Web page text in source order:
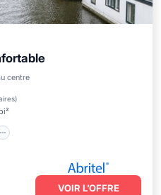
centre
)
Cuisine
VOIR L’OFFRE